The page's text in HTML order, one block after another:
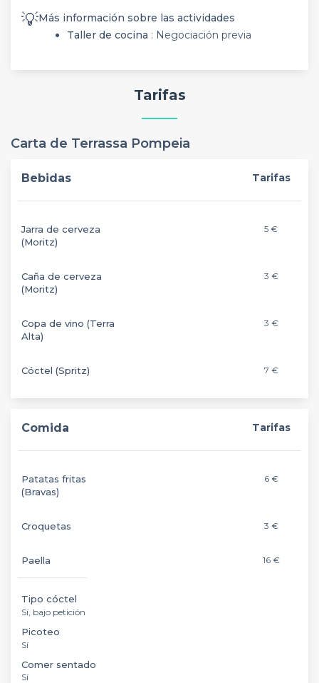
💡Más información sobre las actividades
Taller de cocina : Negociación previa
Tarifas
Carta de Terrassa Pompeia
Bebidas Tarifas
Jarra de cerveza
(Moritz)
5 €
Caña de cerveza
(Moritz)
3 €
Copa de vino (Terra
Alta)
3 €
Cóctel (Spritz) 7 €
Comida Tarifas
Patatas fritas
(Bravas)
6 €
Croquetas 3 €
Paella 16 €
Tipo cóctel
Sí, bajo petición
Picoteo
Sí
Comer sentado
Sí